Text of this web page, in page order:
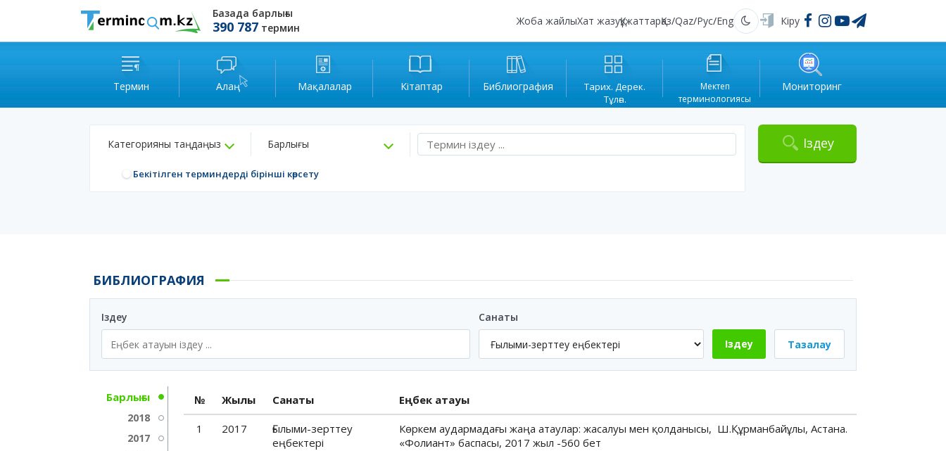
Базада барлығы
390 787 термин
Жоба жайлыХат жазуҚұжаттарҚаз/Qaz/Рус/Eng Қараңғы Кіру
Термин Алаң Мақалалар Кітаптар Библиография
Тарих. Дерек.
Тұлға.
Мектеп
терминологиясы
Мониторинг
Категорияны таңдаңыз Барлығы
Бекітілген терминдерді бірінші көрсету
Іздеу
БИБЛИОГРАФИЯ
Іздеу
Санаты
Іздеу
Тазалау
Барлығы
2018
2017
№ Жылы Санаты Еңбек атауы
1 2017
Ғылыми-зерттеу
еңбектері
Көркем аудармадағы жаңа атаулар: жасалуы мен қолданысы, Ш.Құрманбайұлы, Астана.
«Фолиант» баспасы, 2017 жыл -560 бет